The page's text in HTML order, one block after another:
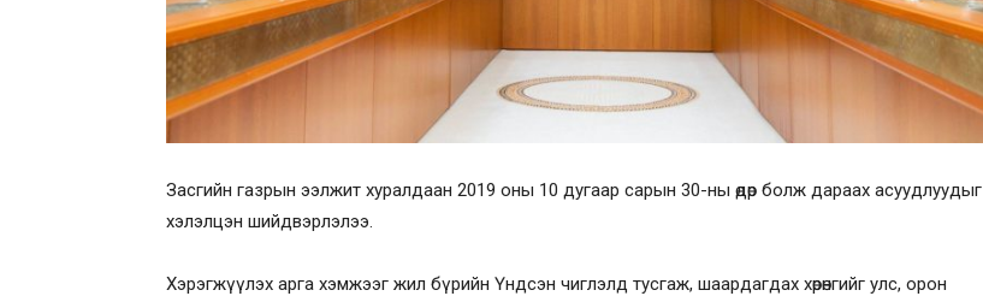
Засгийн газрын ээлжит хуралдаан 2019 оны 10 дугаар сарын 30-ны өдөр болж дараах асуудлуудыг
хэлэлцэн шийдвэрлэлээ.
Хэрэгжүүлэх арга хэмжээг жил бүрийн Үндсэн чиглэлд тусгаж, шаардагдах хөрөнгийг улс, орон